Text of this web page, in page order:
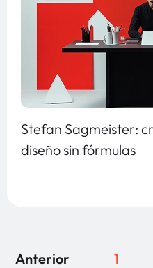
Stefan Sagmeister:
diseño sin fórmulas
Anterior 1